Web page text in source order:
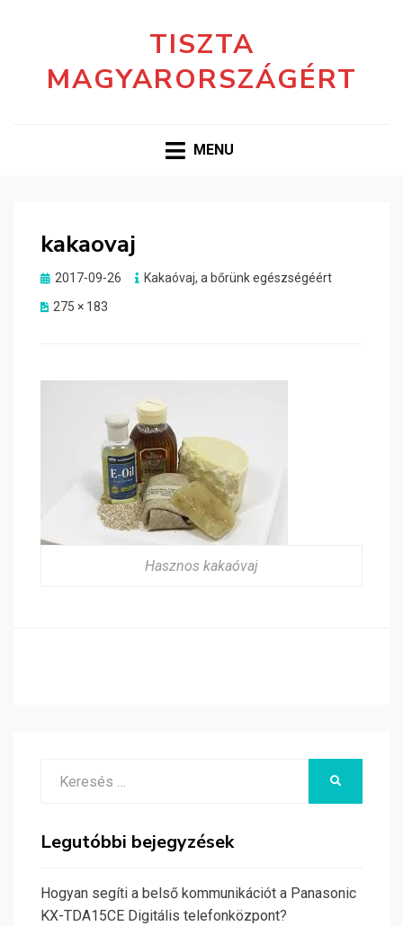
TISZTA
MAGYARORSZÁGÉRT
MENU
kakaovaj
Posted
2017-09-26
Kakaóvaj, a bőrünk egészségéért
275 × 183
Hasznos kakaóvaj
Legutóbbi bejegyzések
Hogyan segíti a belső kommunikációt a Panasonic
KX-TDA15CE Digitális telefonközpont?